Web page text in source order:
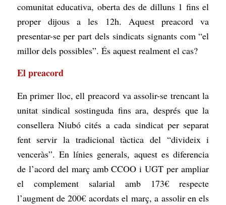
comunitat educativa, oberta des de dilluns 1 fins el
proper dijous a les 12h. Aquest preacord va
presentar-se per part dels sindicats signants com “el
millor dels possibles”. És aquest realment el cas?
El preacord
En primer lloc, ell preacord va assolir-se trencant la
unitat sindical sostinguda fins ara, després que la
consellera Niubó cités a cada sindicat per separat
fent servir la tradicional tàctica del “divideix i
venceràs”. En línies generals, aquest es diferencia
de l’acord del març amb CCOO i UGT per ampliar
el complement salarial amb 173€ respecte
l’augment de 200€ acordats el març, a assolir en els